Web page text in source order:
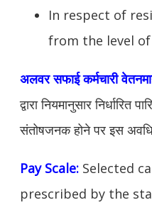
In respect of
from the level
अलवरसफाई कर्मचारी
द्वारा नियमानुसार
संतोषजनक होने पर इस
Pay Scale: Selected
prescribed by the